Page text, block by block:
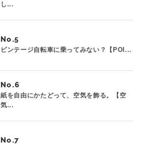
し...
No.
ビンテージ自転車に乗ってみない？【POI...
No.
紙を自由にかたどって、空気を飾る。【空
気...
No.